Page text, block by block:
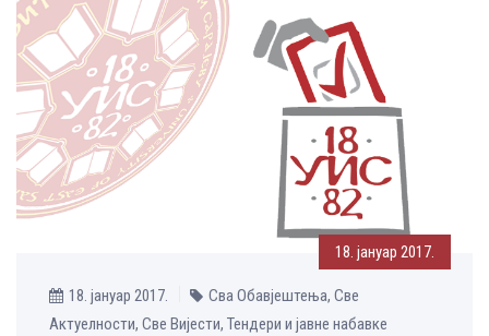
18. јануар 2017.
18. јануар 2017.
Сва Обавјештења, Све
Aктуелности, Све Вијести, Тендери и јавне набавке